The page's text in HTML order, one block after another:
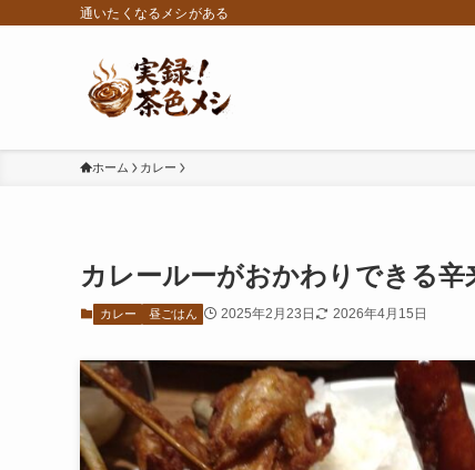
通いたくなるメシがある
ホーム カレー
カレールーがおかわりできる辛
カレー 昼ごはん 2025年2月23日 2026年4月15日